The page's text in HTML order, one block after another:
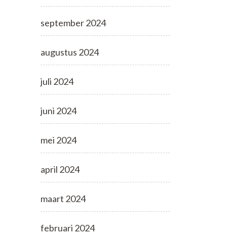
september 2024
augustus 2024
juli 2024
juni 2024
mei 2024
april 2024
maart 2024
februari 2024